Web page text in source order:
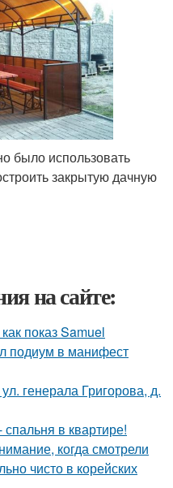
было использовать
закрытую дачную
на сайте:
показ Samuel
подиум в манифест
генерала Григорова, д.
в квартире!
когда смотрели
чисто в корейских